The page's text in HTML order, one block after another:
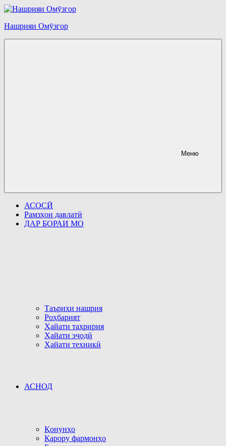
Перейти
содержимому
Нашрияи Омӯзгор
Меню
АСОСӢ
Рамзҳои давлатӣ
ДАР БОРАИ МО
Таърихи нашрия
Роҳбарият
Ҳайати таҳририя
Ҳайати эҷодӣ
Ҳайати техникӣ
АСНОД
Қонунҳо
Қарору фармонҳо